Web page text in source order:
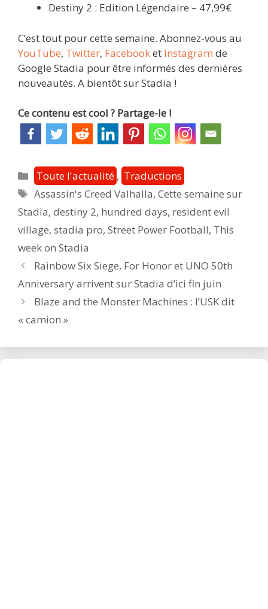
Destiny 2 : Edition Légendaire – 47,99€
C’est tout pour cette semaine. Abonnez-vous au
YouTube, Twitter, Facebooket Instagram de
Google Stadia pour être informés des dernières
nouveautés. A bientôt sur Stadia !
Ce contenu est cool ? Partage-le !
Catégories
Toute l'actualité , Traductions
Étiquettes
Assassin's Creed Valhalla,Cette semaine sur
Stadia, destiny 2, hundred days, resident evil
village, stadia pro, Street Power Football, This
week on Stadia
Post
navigation
Rainbow Six Siege, For Honor et UNO 50th
Anniversary arrivent sur Stadia d’ici fin juin
Blaze and the Monster Machines : l’USK dit
« camion »